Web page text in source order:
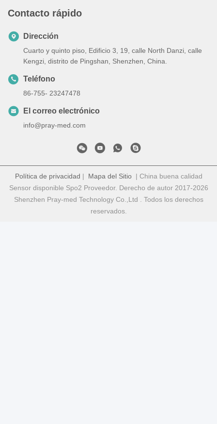
Contacto rápido
Dirección
Cuarto y quinto piso, Edificio 3, 19, calle North Danzi, calle
Kengzi, distrito de Pingshan, Shenzhen, China.
Teléfono
86-755- 23247478
El correo electrónico
info@pray-med.com
Política de privacidad | Mapa del Sitio| China buena calidad
Sensor disponible Spo2 Proveedor. Derecho de autor 2017-2026
Shenzhen Pray-med Technology Co.,Ltd . Todos los derechos
reservados.